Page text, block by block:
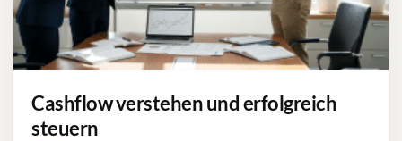
Cashflow verstehen und erfolgreich
steuern